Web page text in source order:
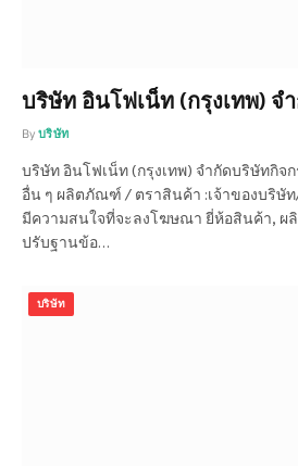
บริษัท อินโฟเน็ท (กรุงเทพ) จ
By บริษัท
บริษัท อินโฟเน็ท (กรุงเทพ) จำกัดบริษัทกิ
อื่น ๆ ผลิตภัณฑ์ / ตราสินค้า :เจ้าของบริษั
มีความสนใจที่จะลงโฆษณา ยี่ห้อสินค้า,
ปรับฐานข้อ…
บริษัท